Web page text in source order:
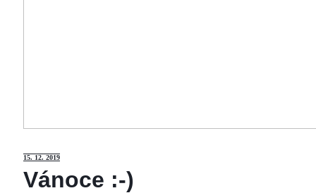
15. 12. 2019
Vánoce :-)